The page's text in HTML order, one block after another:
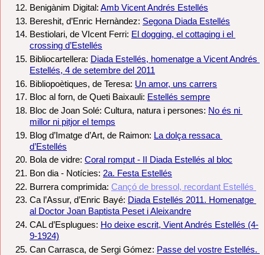
Benigànim Digital: Amb Vicent Andrés Estellés
Bereshit, d’Enric Hernàndez: Segona Diada Estellés
Bestiolari, de VIcent Ferri: El dogging, el cottaging i el
crossing d’Estellés
Bibliocartellera: Diada Estellés, homenatge a Vicent Andrés
Estellés, 4 de setembre del 2011
Bibliopoètiques, de Teresa: Un amor, uns carrers
Bloc al forn, de Queti Baixauli: Estellés sempre
Bloc de Joan Solé: Cultura, natura i persones: No és ni
millor ni pitjor el temps
Blog d’Imatge d’Art, de Raimon: La dolça ressaca
d’Estellés
Bola de vidre: Coral romput - II Diada Estellés al bloc
Bon dia - Notícies: 2a. Festa Estellés
Burrera comprimida: Cançó de bressol, recordant Estellés
Ca l’Assur, d’Enric Bayé: Diada Estellés 2011. Homenatge
al Doctor Joan Baptista Peset i Aleixandre
CAL d’Esplugues: Ho deixe escrit, Vient Andrés Estellés (4-
9-1924)
Can Carrasca, de Sergi Gómez: Passe del vostre Estellés.